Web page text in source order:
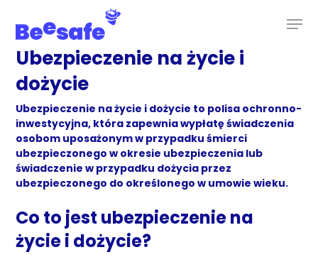
main
content
Ubezpieczenie na życie i
dożycie
Ubezpieczenie na życie i dożycie to polisa ochronno-
inwestycyjna, która zapewnia wypłatę świadczenia
osobom uposażonym w przypadku śmierci
ubezpieczonego w okresie ubezpieczenia lub
świadczenie w przypadku dożycia przez
ubezpieczonego do określonego w umowie wieku.
Co to jest ubezpieczenie na
życie i dożycie?